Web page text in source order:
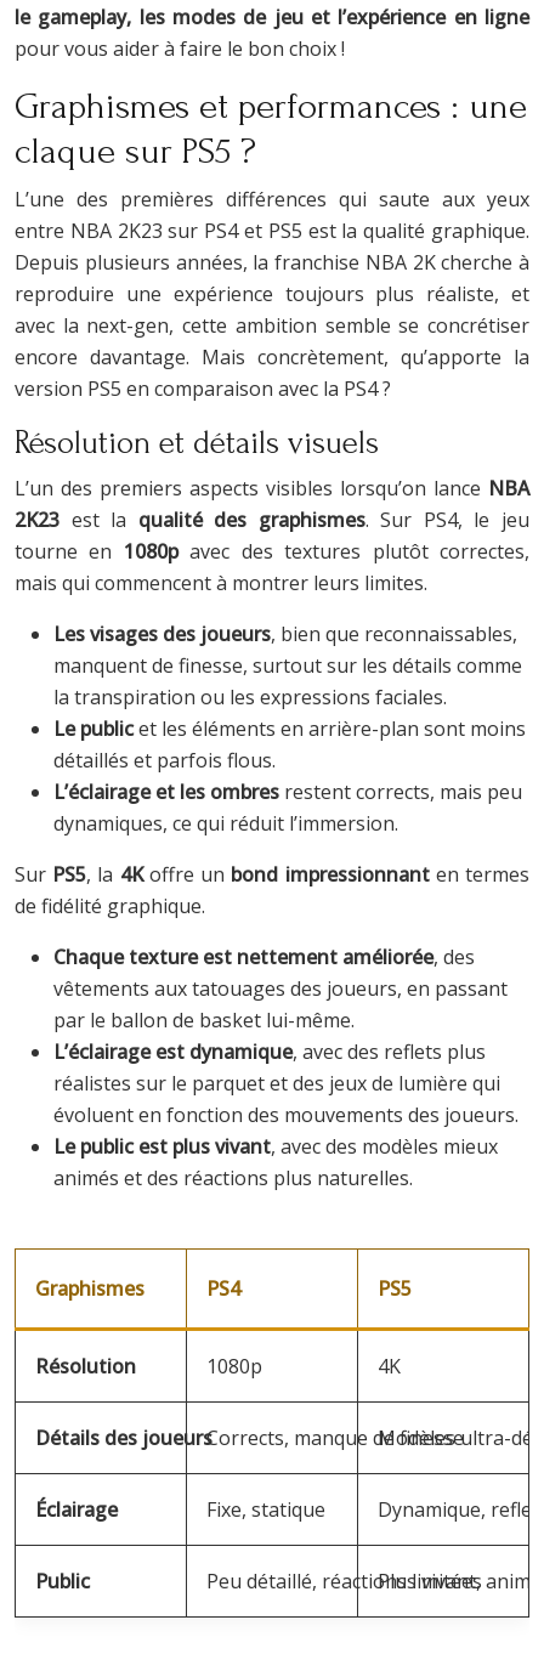
le gameplay, les modes de jeu et l’expérience en ligne
pour vous aider à faire le bon choix !
Graphismes et performances : une
claque sur PS5 ?
L’une des premières différences qui saute aux yeux
entre NBA 2K23 sur PS4 et PS5 est la qualité graphique.
Depuis plusieurs années, la franchise NBA 2K cherche à
reproduire une expérience toujours plus réaliste, et
avec la next-gen, cette ambition semble se concrétiser
encore davantage. Mais concrètement, qu’apporte la
version PS5 en comparaison avec la PS4 ?
Résolution et détails visuels
L’un des premiers aspects visibles lorsqu’on lance NBA
2K23 est la qualité des graphismes. Sur PS4, le jeu
tourne en 1080pavec des textures plutôt correctes,
mais qui commencent à montrer leurs limites.
Les visages des joueurs, bien que reconnaissables,
manquent de finesse, surtout sur les détails comme
la transpiration ou les expressions faciales.
Le publicet les éléments en arrière-plan sont moins
détaillés et parfois flous.
L’éclairage et les ombres restent corrects, mais peu
dynamiques, ce qui réduit l’immersion.
Sur PS5, la 4Koffre un bond impressionnanten termes
de fidélité graphique.
Chaque texture est nettement améliorée, des
vêtements aux tatouages des joueurs, en passant
par le ballon de basket lui-même.
L’éclairage est dynamique, avec des reflets plus
réalistes sur le parquet et des jeux de lumière qui
évoluent en fonction des mouvements des joueurs.
Le public est plus vivant, avec des modèles mieux
animés et des réactions plus naturelles.
Graphismes PS4 PS5
Résolution 1080p 4K
Détails des joueursCorrects, manque de finesse
Modèles ultra-
Éclairage Fixe, statique Dynamique,
Public Peu détaillé, réactions limitées
Plus vivant,